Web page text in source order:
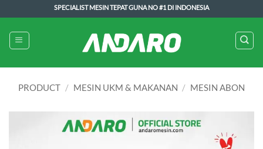
to
content
SPECIALIST MESIN TEPAT GUNA NO #1 DI INDONESIA
PRODUCT / MESIN UKM & MAKANAN / MESIN ABON